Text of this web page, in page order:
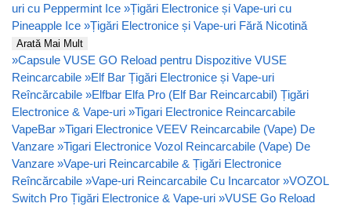
uri cu Peppermint Ice »Țigări Electronice și Vape-uri cu
Pineapple Ice »Țigări Electronice și Vape-uri Fără Nicotină
Arată Mai Mult
»Capsule VUSE GO Reload pentru Dispozitive VUSE
Reincarcabile »Elf Bar Țigări Electronice și Vape-uri
Reîncărcabile »Elfbar Elfa Pro (Elf Bar Reincarcabil) Țigări
Electronice & Vape-uri »Tigari Electronice Reincarcabile
VapeBar »Tigari Electronice VEEV Reincarcabile (Vape) De
Vanzare »Tigari Electronice Vozol Reincarcabile (Vape) De
Vanzare »Vape-uri Reincarcabile & Țigări Electronice
Reîncărcabile »Vape-uri Reincarcabile Cu Incarcator »VOZOL
Switch Pro Țigări Electronice & Vape-uri »VUSE Go Reload